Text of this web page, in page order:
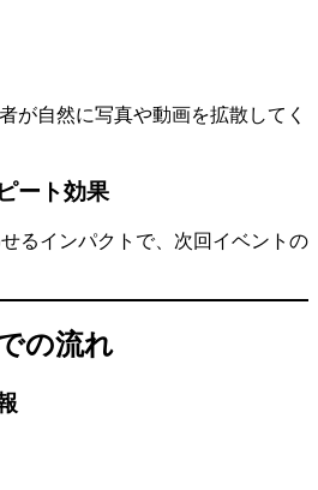
が自然に写真や動画を拡散してく
ート効果
るインパクトで、次回イベントの
の流れ